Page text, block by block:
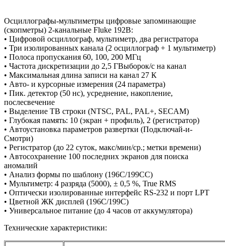
Осциллографы-мультиметры цифровые запоминающие
(скопметры) 2-канальные Fluke 192В:
• Цифровой осциллограф, мультиметр, два регистратора
• Три изолированных канала (2 осциллограф + 1 мультиметр)
• Полоса пропускания 60, 100, 200 МГц
• Частота дискретизации до 2,5 ГВыборок/с на канал
• Максимальная длина записи на канал 27 К
• Авто- и курсорные измерения (24 параметра)
• Пик. детектор (50 нс), усреднение, накопление,
послесвечение
• Выделение ТВ строки (NTSC, PAL, PAL+, SECAM)
• Глубокая память: 10 (экран + профиль), 2 (регистратор)
• Автоустановка параметров развертки (Подключай-и-
Смотри)
• Регистратор (до 22 суток, макс/мин/ср.; метки времени)
• Автосохранение 100 последних экранов для поиска
аномалий
• Анализ формы по шаблону (196С/199СС)
• Мультиметр: 4 разряда (5000), ± 0,5 %, True RMS
• Оптически изолированные интерфейс RS-232 и порт LPT
• Цветной ЖК дисплей (196С/199С)
• Универсальное питание (до 4 часов от аккумулятора)
Технические характеристики: